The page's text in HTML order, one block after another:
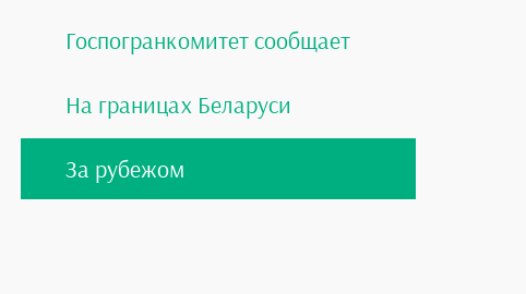
Госпогранкомитет сообщает
На границах Беларуси
За рубежом